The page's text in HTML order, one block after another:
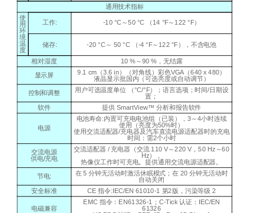
通用技术指标
使
用
环
境
温
度
工作: -10 °C～50 °C （14 °F～ 122 °F）
储存: -20 °C～ 50 °C （-4 °F～ 122 °F） ，不含电池
相对湿度 10 %～90 % ，无结露
显示屏 9.1 cm （3.6 in）（对角线）彩色VGA （640 x 480）
液晶显示批国内（可选亮度或自动调节）
控制和调整
用户可选温度单位 （°C/°F） ；语言选项；时间/日期设
置；
软件 提供 SmartView™分析和报告软件
电源
电池寿命:内置可充电电池组 （ 已装 ） ，3～4小时连续
使用 （亮度为50%时）
使用交流适配器/充电器及汽车直流电源适配器时的充电
时间：需2个小时
交流电源
供电/充电
交流适配器 /充电器（交流 110 V～220 V ，50 Hz ～60
Hz），
热像仪工作时可充电。提供通用交流电源适配器。
节电: 在5分钟无活动时激活休眠模式；在 20分钟无活动时
自动关闭
安全标准 CE指令:IEC/EN 61010-1第2版，污染等级 2
电磁兼容
EMC指令： EN61326-1 ；C-Tick认证： IEC/EN
61326